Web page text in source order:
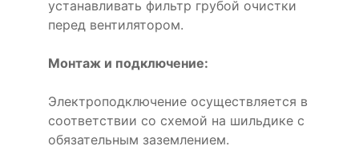
устанавливать фильтр грубой очистки
перед вентилятором.
Монтаж и подключение:
Электроподключение осуществляется в
соответствии со схемой на шильдике с
обязательным заземлением.